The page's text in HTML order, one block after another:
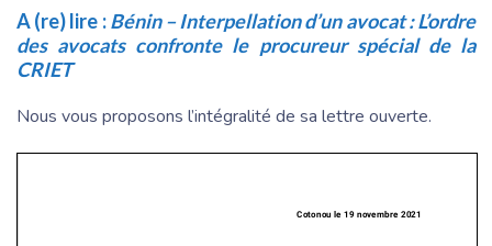
A (re) lire :Bénin – Interpellation d’un avocat : L’ordre
des avocats confronte le procureur spécial de la
CRIET
Nous vous proposons l’intégralité de sa lettre ouverte.